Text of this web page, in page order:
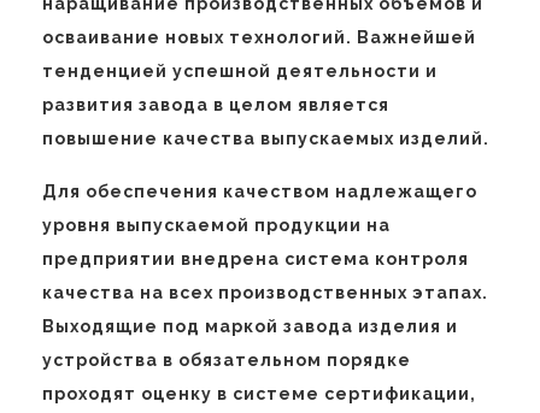
наращивание производственных объемов и
осваивание новых технологий. Важнейшей
тенденцией успешной деятельности и
развития завода в целом является
повышение качества выпускаемых изделий.
Для обеспечения качеством надлежащего
уровня выпускаемой продукции на
предприятии внедрена система контроля
качества на всех производственных этапах.
Выходящие под маркой завода изделия и
устройства в обязательном порядке
проходят оценку в системе сертификации,